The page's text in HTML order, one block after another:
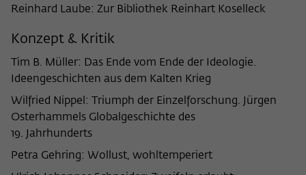
Reinhard Laube: Zur Bibliothek Reinhart Koselleck
Konzept & Kritik
Tim B. Müller: Das Ende vom Ende der Ideologie.
Ideengeschichten aus dem Kalten Krieg
Wilfried Nippel: Triumph der Einzelforschung. Jürgen
Osterhammels Globalgeschichte des
19. Jahrhunderts
Petra Gehring: Wollust, wohltemperiert